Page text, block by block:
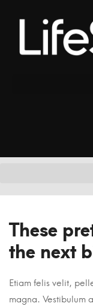
These
the next
Etiam felis velit,
magna. Vestibulum